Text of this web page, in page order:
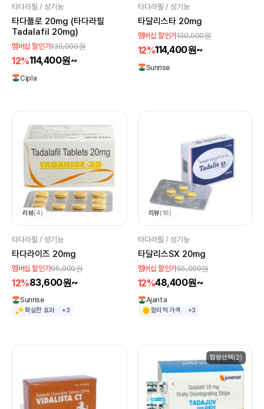
타다라필 / 성기능
타다플로 20mg (타다라필
Tadalafil 20mg)
멤버십 할인가130,000원
12%114,400원~
Cipla
타다라필 / 성기능
타달리스타 20mg
멤버십 할인가130,000원
12%114,400원~
Sunrise
리뷰(4)
타다라필 / 성기능
타다라이즈 20mg
멤버십 할인가95,000원
12%83,600원~
Sunrise
확실한 효과 +3
리뷰(16)
타다라필 / 성기능
타달리스SX 20mg
멤버십 할인가55,000원
12%48,400원~
Ajanta
합리적 가격 +3
함량선택(2)